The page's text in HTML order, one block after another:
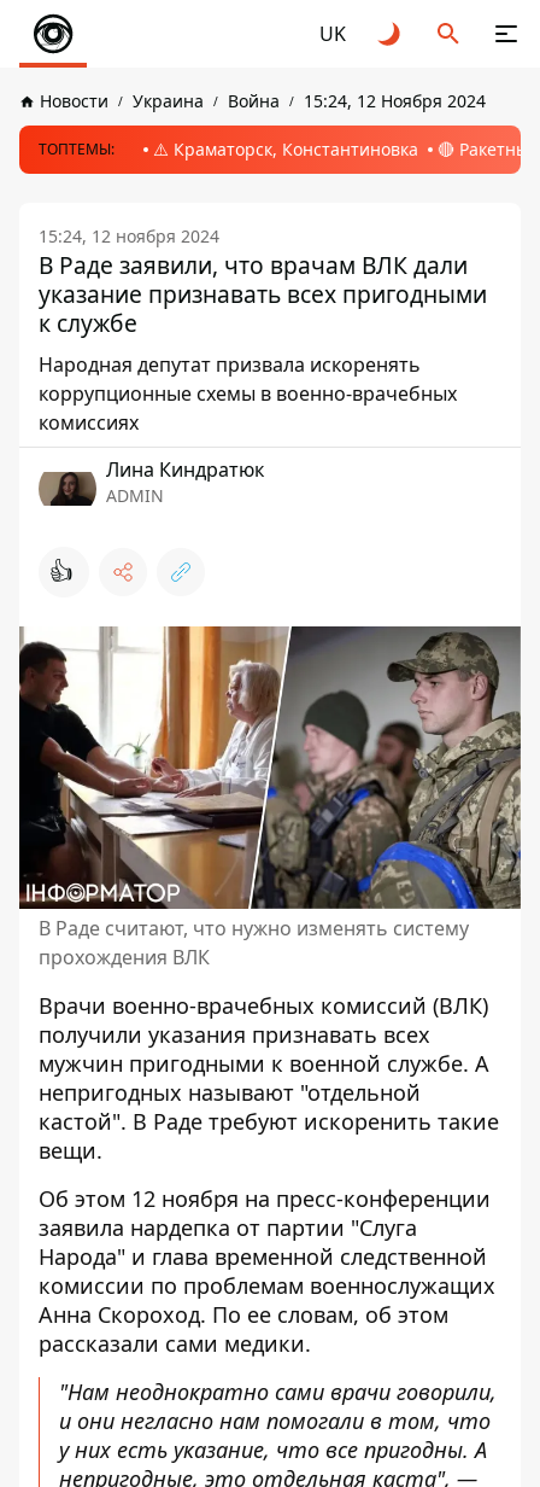
UK
Новости Украина Война 15:24, 12 Ноября 2024
ТОПТЕМЫ: ⚠️ Краматорск, Константиновка 🔴
15:24, 12 ноября 2024
В Раде заявили, что врачам ВЛК дали
указание признавать всех пригодными
к службе
Народная депутат призвала искоренять
коррупционные схемы в военно-врачебных
комиссиях
Лина Киндратюк
ADMIN
👍
В Раде считают, что нужно изменять систему
прохождения ВЛК
Врачи военно-врачебных комиссий (ВЛК)
получили указания признавать всех
мужчин пригодными к военной службе. А
непригодных называют "отдельной
кастой". В Раде требуют искоренить такие
вещи.
Об этом 12 ноября на пресс-конференции
заявила нардепка от партии "Слуга
Народа" и глава временной следственной
комиссии по проблемам военнослужащих
Анна Скороход. По ее словам, об этом
рассказали сами медики.
"Нам неоднократно сами врачи говорили,
и они негласно нам помогали в том, что
у них есть указание, что все пригодны. А
непригодные, это отдельная каста", —